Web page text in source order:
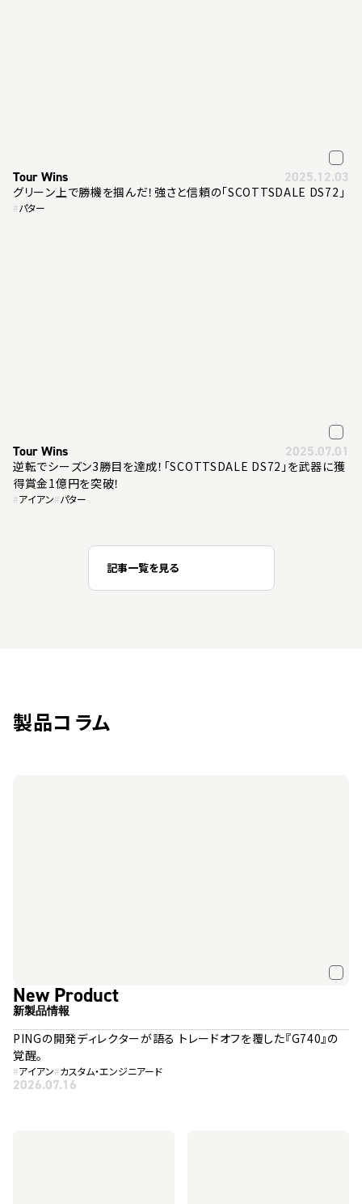
Tour Wins 2025.12.03
グリーン上で勝機を掴んだ！強さと信頼の「SCOTTSDALE DS72」
#パター
Tour Wins 2025.07.01
逆転でシーズン3勝目を達成！「SCOTTSDALE DS72」を武器に獲
得賞金1億円を突破！
#アイアン#パター
記事一覧を見る
製品コラム
New Product
新製品情報
PINGの開発ディレクターが語る トレードオフを覆した『G740』の
覚醒。
#アイアン#カスタム・エンジニアード
2026.07.16